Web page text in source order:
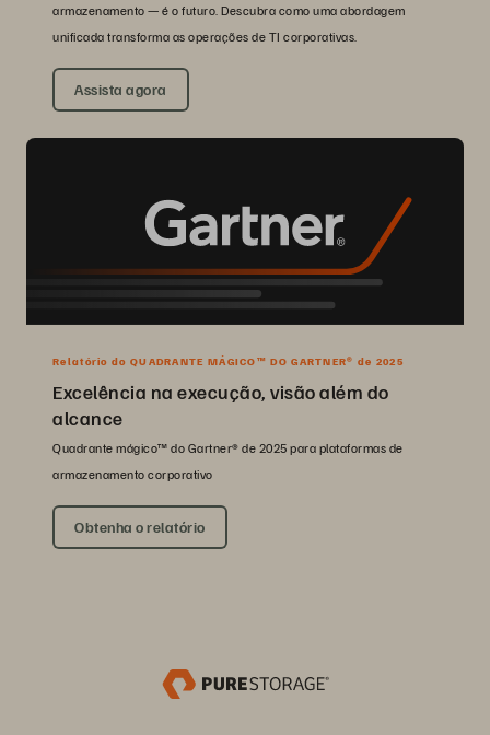
armazenamento — é o futuro. Descubra como uma abordagem
unificada transforma as operações de TI corporativas.
Assista agora
Relatório do QUADRANTE MÁGICO™ DO GARTNER® de 2025
Excelência na execução, visão além do
alcance
Quadrante mágico™ do Gartner® de 2025 para plataformas de
armazenamento corporativo
Obtenha o relatório